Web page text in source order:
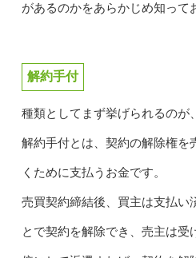
があるのかをあらかじめ知って
解約手付
種類としてまず挙げられるのが
解約手付とは、契約の解除権を
くために支払うお金です。
売買契約締結後、買主は支払い
とで契約を解除でき、売主は受